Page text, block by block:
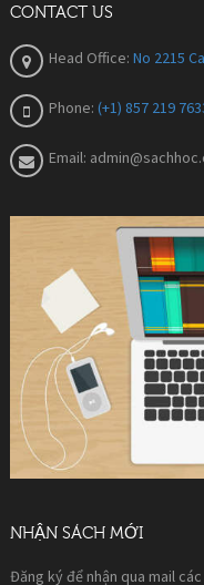
CONTACT US
Head Office: No 2215
Phone: (+1) 857 219
Email:
NHẬN SÁCH MỚI
Đăng ký để nhận qua mail